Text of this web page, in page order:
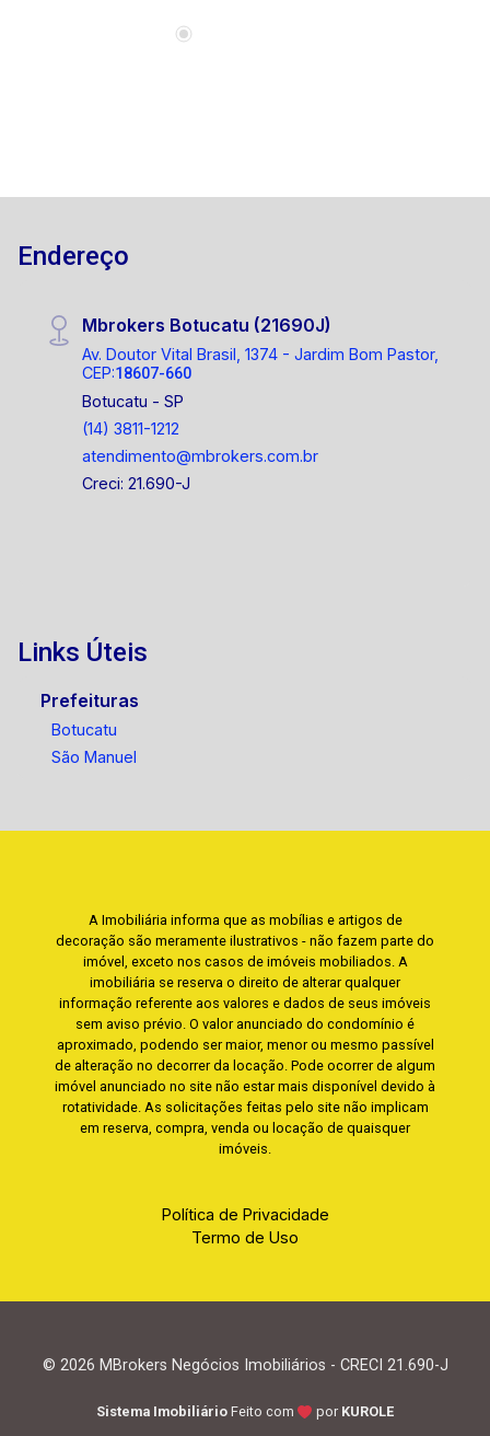
ponto comercial na frente do imóvel, com
em contato agora mesmo e agende sua visita!
Endereço
Mbrokers Botucatu (21690J)
Av. Doutor Vital Brasil, 1374 - Jardim Bom Pastor,
CEP:18607-660
Botucatu - SP
(14) 3811-1212
atendimento@mbrokers.com.br
Creci: 21.690-J
Links Úteis
Prefeituras
Botucatu
São Manuel
A Imobiliária informa que as mobílias e artigos de
decoração são meramente ilustrativos - não fazem parte do
imóvel, exceto nos casos de imóveis mobiliados. A
imobiliária se reserva o direito de alterar qualquer
informação referente aos valores e dados de seus imóveis
sem aviso prévio. O valor anunciado do condomínio é
aproximado, podendo ser maior, menor ou mesmo passível
de alteração no decorrer da locação. Pode ocorrer de algum
imóvel anunciado no site não estar mais disponível devido à
rotatividade. As solicitações feitas pelo site não implicam
em reserva, compra, venda ou locação de quaisquer
imóveis.
Política de Privacidade
Termo de Uso
© 2026 MBrokers Negócios Imobiliários - CRECI 21.690-J
Sistema Imobiliário Feito com por KUROLE